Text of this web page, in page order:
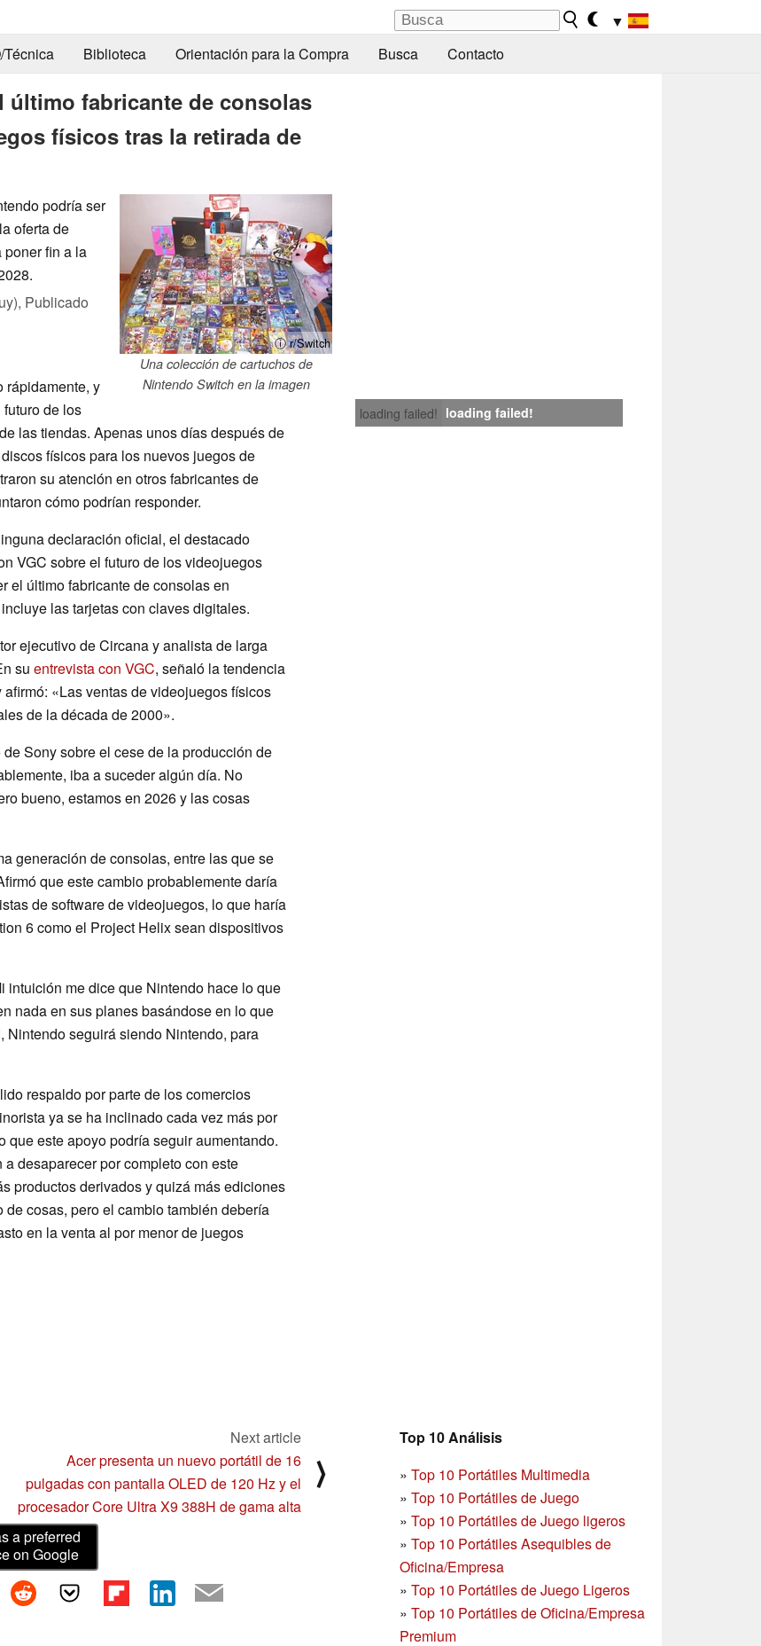
▼
Técnica Biblioteca Orientación para la Compra Busca Contacto
fabricante de consolas
físicos tras la retirada de
ⓘ r/Switch
Una colección de cartuchos de
Nintendo Switch en la imagen
podría ser
oferta de
poner fin a la
Publicado
loading failed! loading failed!
rápidamente, y
de los
las tiendas. Apenas unos días después de
físicos para los nuevos juegos de
su atención en otros fabricantes de
cómo podrían responder.
declaración oficial, el destacado
VGC sobre el futuro de los videojuegos
el último fabricante de consolas en
las tarjetas con claves digitales.
ejecutivo de Circana y analista de larga
su entrevista con VGC, señaló la tendencia
«Las ventas de videojuegos físicos
de la década de 2000».
Sony sobre el cese de la producción de
iba a suceder algún día. No
bueno, estamos en 2026 y las cosas
generación de consolas, entre las que se
que este cambio probablemente daría
de software de videojuegos, lo que haría
6 como el Project Helix sean dispositivos
me dice que Nintendo hace lo que
nada en sus planes basándose en lo que
Nintendo seguirá siendo Nintendo, para
respaldo por parte de los comercios
ya se ha inclinado cada vez más por
este apoyo podría seguir aumentando.
desaparecer por completo con este
productos derivados y quizá más ediciones
cosas, pero el cambio también debería
en la venta al por menor de juegos
Top 10 Análisis
» Top 10 Portátiles Multimedia
» Top 10 Portátiles de Juego
» Top 10 Portátiles de Juego ligeros
» Top 10 Portátiles Asequibles de
Oficina/Empresa
» Top 10 Portátiles de Juego Ligeros
» Top 10 Portátiles de Oficina/Empresa
Premium
Next article
Acer presenta un nuevo portátil de 16
pulgadas con pantalla OLED de 120 Hz y el
procesador Core Ultra X9 388H de gama alta
⟩
a preferred
on Google